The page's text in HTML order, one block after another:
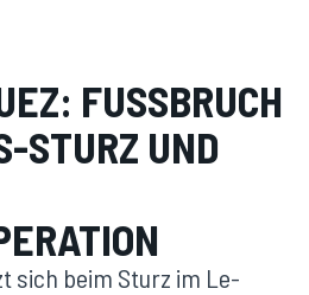
FUSSBRUCH B
UND G
sich beim Sturz im Le-